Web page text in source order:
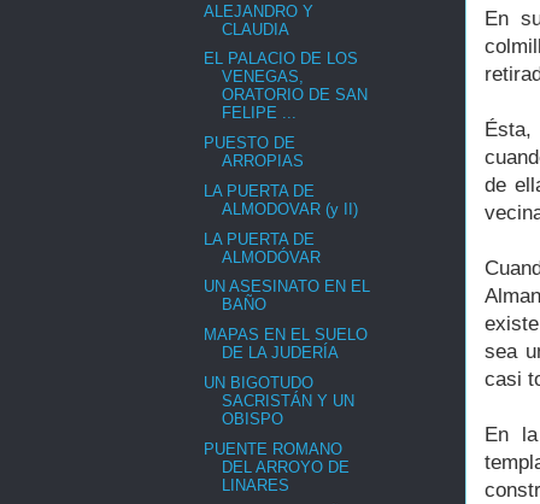
En
de
sea
casi
En
ALEJANDRO Y
CLAUDIA
EL PALACIO DE LOS
VENEGAS,
ORATORIO DE SAN
FELIPE ...
PUESTO DE
ARROPIAS
LA PUERTA DE
ALMODOVAR (y II)
LA PUERTA DE
ALMODÓVAR
UN ASESINATO EN EL
BAÑO
MAPAS EN EL SUELO
DE LA JUDERÍA
UN BIGOTUDO
SACRISTÁN Y UN
OBISPO
PUENTE ROMANO
DEL ARROYO DE
LINARES